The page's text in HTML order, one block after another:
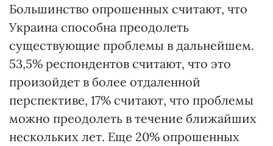
Большинство опрошенных считают, что
Украина способна преодолеть
существующие проблемы в дальнейшем.
53,5% респондентов считают, что это
произойдет в более отдаленной
перспективе, 17% считают, что проблемы
можно преодолеть в течение ближайших
нескольких лет. Еще 20% опрошенных